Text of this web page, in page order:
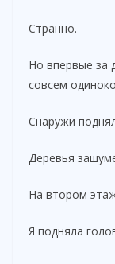
Странно.
Но впервые за
совсем
Снаружи
Деревья
На втором
Я подняла